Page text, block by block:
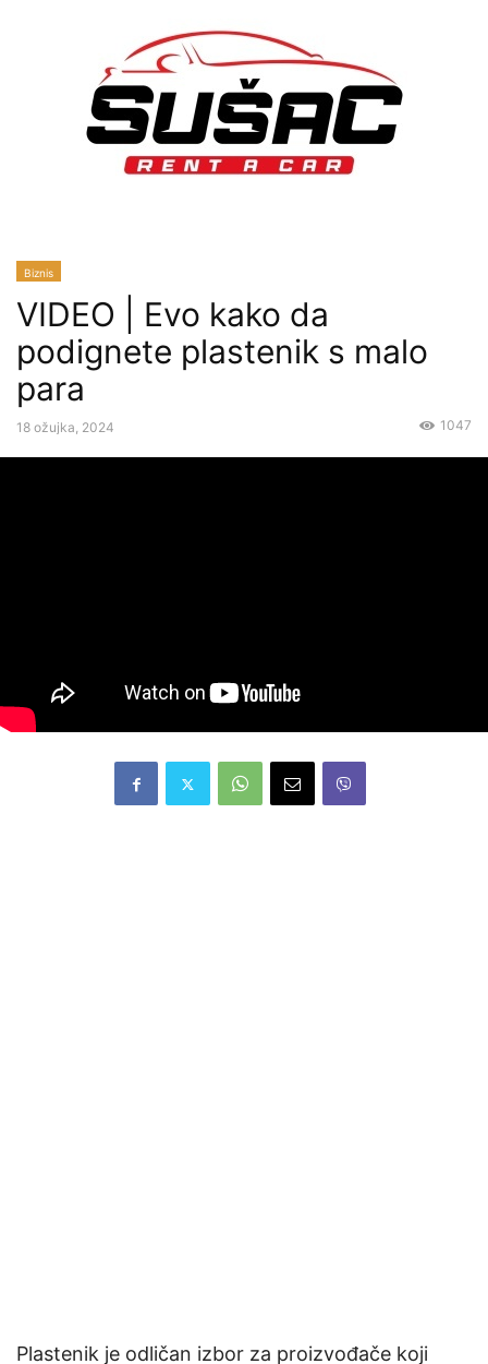
Biznis
VIDEO | Evo kako da
podignete plastenik s malo
para
18 ožujka, 2024 1047
Plastenik je odličan izbor za proizvođače koji